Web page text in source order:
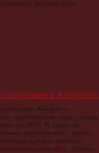
решает спор
скидками в Aliexpress
магазин Aliexpress
верхнюю детскую одежду
до 60%. В разделе
комбинезоны, куртки,
плащи для мальчиков и
ясельного возраста. Можно